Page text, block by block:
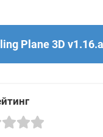
Plane 3D